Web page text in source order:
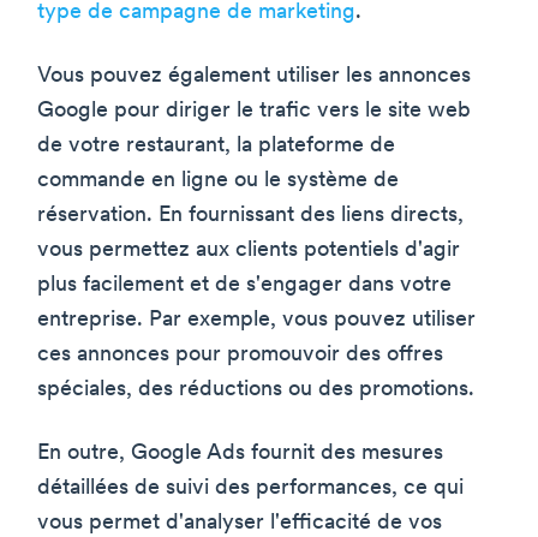
type de campagne de marketing.
Vous pouvez également utiliser les annonces
Google pour diriger le trafic vers le site web
de votre restaurant, la plateforme de
commande en ligne ou le système de
réservation. En fournissant des liens directs,
vous permettez aux clients potentiels d'agir
plus facilement et de s'engager dans votre
entreprise. Par exemple, vous pouvez utiliser
ces annonces pour promouvoir des offres
spéciales, des réductions ou des promotions.
En outre, Google Ads fournit des mesures
détaillées de suivi des performances, ce qui
vous permet d'analyser l'efficacité de vos